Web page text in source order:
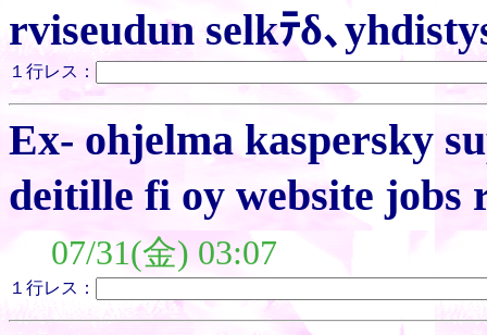
rviseudun selkﾃδ､
１行レス：
Ex- ohjelma kaspersky
deitille fi oy website jobs
07/31(金) 03:07
１行レス：